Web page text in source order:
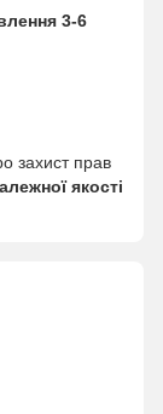
3-6
захист прав
якості